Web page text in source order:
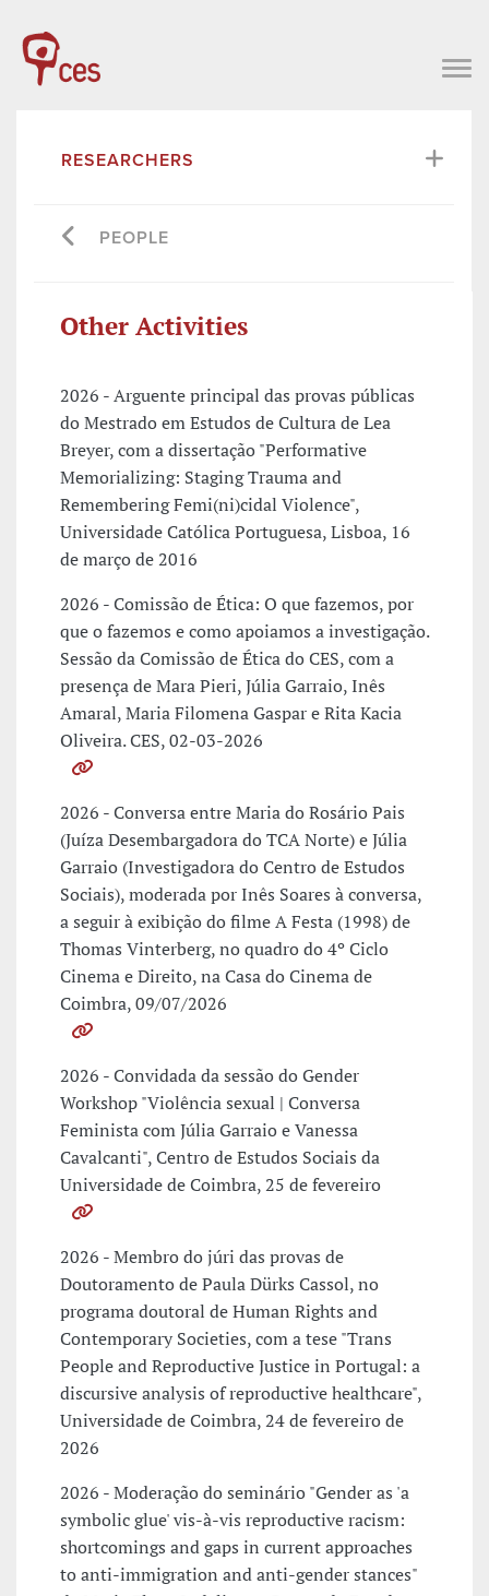
RESEARCHERS
PEOPLE
Other Activities
2026 - Arguente principal das provas públicas
do Mestrado em Estudos de Cultura de Lea
Breyer, com a dissertação "Performative
Memorializing: Staging Trauma and
Remembering Femi(ni)cidal Violence",
Universidade Católica Portuguesa, Lisboa, 16
de março de 2016
2026 - Comissão de Ética: O que fazemos, por
que o fazemos e como apoiamos a investigação.
Sessão da Comissão de Ética do CES, com a
presença de Mara Pieri, Júlia Garraio, Inês
Amaral, Maria Filomena Gaspar e Rita Kacia
Oliveira. CES, 02-03-2026
2026 - Conversa entre Maria do Rosário Pais
(Juíza Desembargadora do TCA Norte) e Júlia
Garraio (Investigadora do Centro de Estudos
Sociais), moderada por Inês Soares à conversa,
a seguir à exibição do filme A Festa (1998) de
Thomas Vinterberg, no quadro do 4º Ciclo
Cinema e Direito, na Casa do Cinema de
Coimbra, 09/07/2026
2026 - Convidada da sessão do Gender
Workshop "Violência sexual | Conversa
Feminista com Júlia Garraio e Vanessa
Cavalcanti", Centro de Estudos Sociais da
Universidade de Coimbra, 25 de fevereiro
2026 - Membro do júri das provas de
Doutoramento de Paula Dürks Cassol, no
programa doutoral de Human Rights and
Contemporary Societies, com a tese "Trans
People and Reproductive Justice in Portugal: a
discursive analysis of reproductive healthcare",
Universidade de Coimbra, 24 de fevereiro de
2026
2026 - Moderação do seminário "Gender as 'a
symbolic glue' vis-à-vis reproductive racism:
shortcomings and gaps in current approaches
to anti-immigration and anti-gender stances"